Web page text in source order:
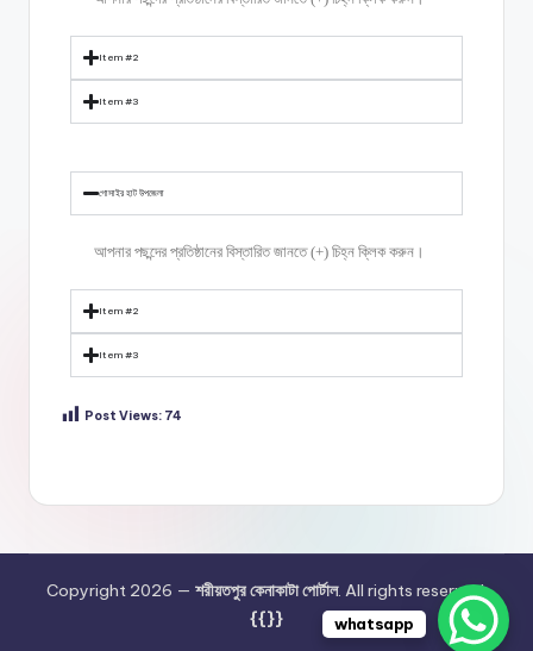
Item #2
Item #3
গোসাইর হাট উপজেলা
আপনার পছন্দের প্রতিষ্ঠানের বিস্তারিত জানতে (+) চিহ্ন ক্লিক করুন।
Item #2
Item #3
Post Views: 74
Copyright 2026 — শরীয়তপুর কেনাকাটা পোর্টাল. All rights reserved.
{{}}
whatsapp